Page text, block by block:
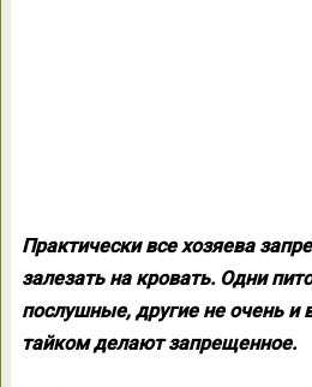
Практически все хозяева
залезать на кровать. Одни
послушные, другие не очень и
тайком делают запрещенное.